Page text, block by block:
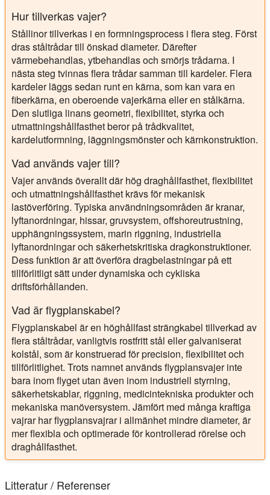
Hur tillverkas vajer?
Stållinor tillverkas i en formningsprocess i flera steg. Först
dras ståltrådar till önskad diameter. Därefter
värmebehandlas, ytbehandlas och smörjs trådarna. I
nästa steg tvinnas flera trådar samman till kardeler. Flera
kardeler läggs sedan runt en kärna, som kan vara en
fiberkärna, en oberoende vajerkärna eller en stålkärna.
Den slutliga linans geometri, flexibilitet, styrka och
utmattningshållfasthet beror på trådkvalitet,
kardelutformning, läggningsmönster och kärnkonstruktion.
Vad används vajer till?
Vajer används överallt där hög draghållfasthet, flexibilitet
och utmattningshållfasthet krävs för mekanisk
lastöverföring. Typiska användningsområden är kranar,
lyftanordningar, hissar, gruvsystem, offshoreutrustning,
upphängningssystem, marin riggning, industriella
lyftanordningar och säkerhetskritiska dragkonstruktioner.
Dess funktion är att överföra dragbelastningar på ett
tillförlitligt sätt under dynamiska och cykliska
driftsförhållanden.
Vad är flygplanskabel?
Flygplanskabel är en höghållfast strängkabel tillverkad av
flera ståltrådar, vanligtvis rostfritt stål eller galvaniserat
kolstål, som är konstruerad för precision, flexibilitet och
tillförlitlighet. Trots namnet används flygplansvajer inte
bara inom flyget utan även inom industriell styrning,
säkerhetskablar, riggning, medicintekniska produkter och
mekaniska manöversystem. Jämfört med många kraftiga
vajrar har flygplansvajrar i allmänhet mindre diameter, är
mer flexibla och optimerade för kontrollerad rörelse och
draghållfasthet.
Litteratur / Referenser